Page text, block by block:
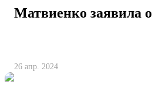
Матвиенко заявила
26 апр. 2024